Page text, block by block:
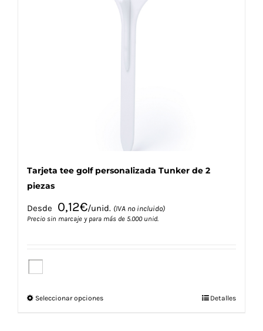
variantes.
Tarjeta tee golf personalizada Tunker de 2
piezas
Desde 0,12€/unid. (IVA no incluido)
Precio sin marcaje y para más de 5.000 unid.
Seleccionar opcionesEste
Detalles